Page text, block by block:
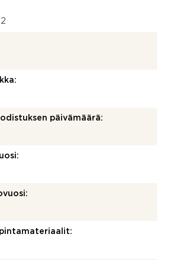
päivämäärä:
pintamateriaalit: